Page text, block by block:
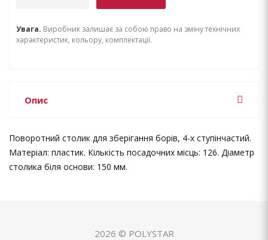
Увага. Виробник залишає за собою право на зміну технічних
характеристик, кольору, комплектації.
Опис
Поворотний столик для зберігання борів, 4-х ступінчастий.
Матеріал: пластик. Кількість посадочних місць: 126. Діаметр
столика біля основи: 150 мм.
2026 © POLYSTAR